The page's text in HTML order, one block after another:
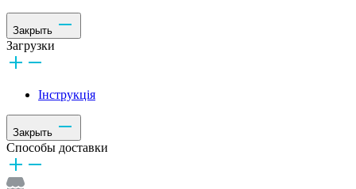
Закрыть
Загрузки
Інструкція
Закрыть
Способы доставки